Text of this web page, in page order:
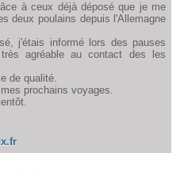
à ceux déjà déposé que je me
deux poulains depuis l'Allemagne
j'étais informé lors des pauses
agréable au contact des les
de qualité.
prochains voyages.